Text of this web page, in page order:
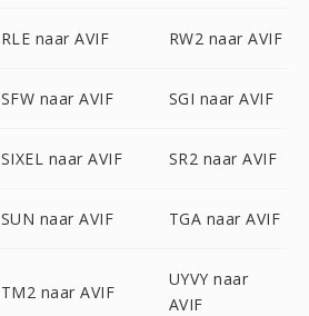
RLE naar AVIF RW2 naar AVIF
SFW naar AVIF SGI naar AVIF
SIXEL naar AVIF SR2 naar AVIF
SUN naar AVIF TGA naar AVIF
TM2 naar AVIF
UYVY naar
AVIF